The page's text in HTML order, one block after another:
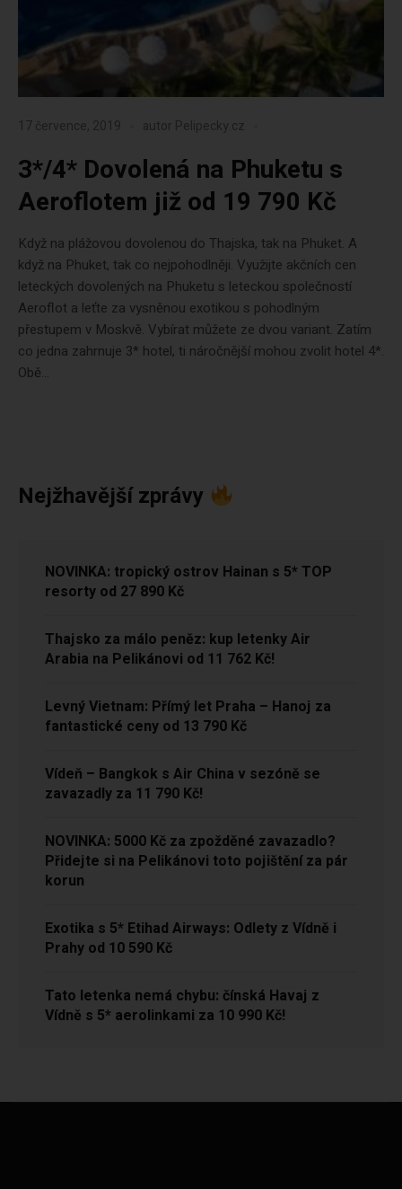
17 července, 2019 autor Pelipecky.cz
3*/4* Dovolená na Phuketu s
Aeroflotem již od 19 790 Kč
Když na plážovou dovolenou do Thajska, tak na Phuket. A
když na Phuket, tak co nejpohodlněji. Využijte akčních cen
leteckých dovolených na Phuketu s leteckou společností
Aeroflot a leťte za vysněnou exotikou s pohodlným
přestupem v Moskvě. Vybírat můžete ze dvou variant. Zatím
co jedna zahrnuje 3* hotel, ti náročnější mohou zvolit hotel 4*.
Obě...
Nejžhavější zprávy
NOVINKA: tropický ostrov Hainan s 5* TOP
resorty od 27 890 Kč
Thajsko za málo peněz: kup letenky Air
Arabia na Pelikánovi od 11 762 Kč!
Levný Vietnam: Přímý let Praha – Hanoj za
fantastické ceny od 13 790 Kč
Vídeň – Bangkok s Air China v sezóně se
zavazadly za 11 790 Kč!
NOVINKA: 5000 Kč za zpožděné zavazadlo?
Přidejte si na Pelikánovi toto pojištění za pár
korun
Exotika s 5* Etihad Airways: Odlety z Vídně i
Prahy od 10 590 Kč
Tato letenka nemá chybu: čínská Havaj z
Vídně s 5* aerolinkami za 10 990 Kč!